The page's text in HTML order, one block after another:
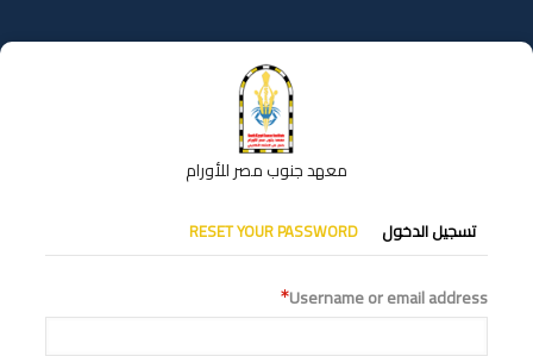
إلى
المحتوى
معهد جنوب مصر للأورام
التبويبات
الأساسية
تسجيل الدخول RESET YOUR PASSWORD
Username or email address